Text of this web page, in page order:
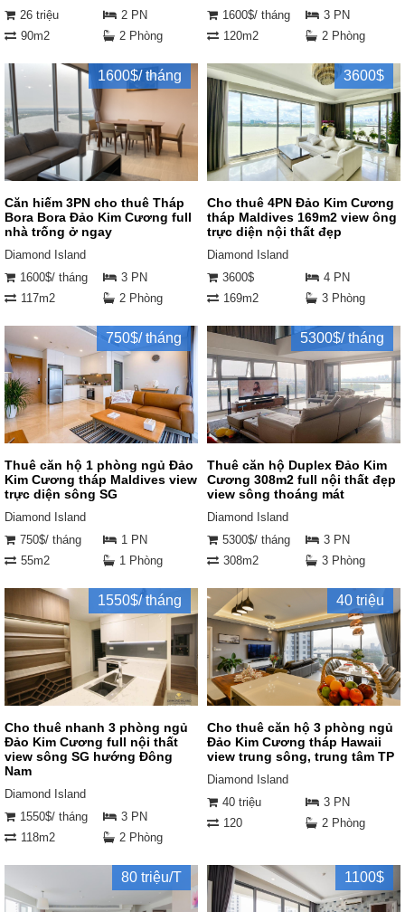
26 triệu
2 PN
90m2
2 Phòng
1600$/ tháng
3 PN
120m2
2 Phòng
1600$/ tháng
Căn hiếm 3PN cho thuê Tháp
Bora Bora Đảo Kim Cương full
nhà trống ở ngay
Diamond Island
1600$/ tháng
3 PN
117m2
2 Phòng
3600$
Cho thuê 4PN Đảo Kim Cương
tháp Maldives 169m2 view ông
trực diện nội thất đẹp
Diamond Island
3600$
4 PN
169m2
3 Phòng
750$/ tháng
Thuê căn hộ 1 phòng ngủ Đảo
Kim Cương tháp Maldives view
trực diện sông SG
Diamond Island
750$/ tháng
1 PN
55m2
1 Phòng
5300$/ tháng
Thuê căn hộ Duplex Đảo Kim
Cương 308m2 full nội thất đẹp
view sông thoáng mát
Diamond Island
5300$/ tháng
3 PN
308m2
3 Phòng
1550$/ tháng
Cho thuê nhanh 3 phòng ngủ
Đảo Kim Cương full nội thất
view sông SG hướng Đông
Nam
Diamond Island
1550$/ tháng
3 PN
118m2
2 Phòng
40 triệu
Cho thuê căn hộ 3 phòng ngủ
Đảo Kim Cương tháp Hawaii
view trung sông, trung tâm TP
Diamond Island
40 triệu
3 PN
120
2 Phòng
80 triệu/T 1100$